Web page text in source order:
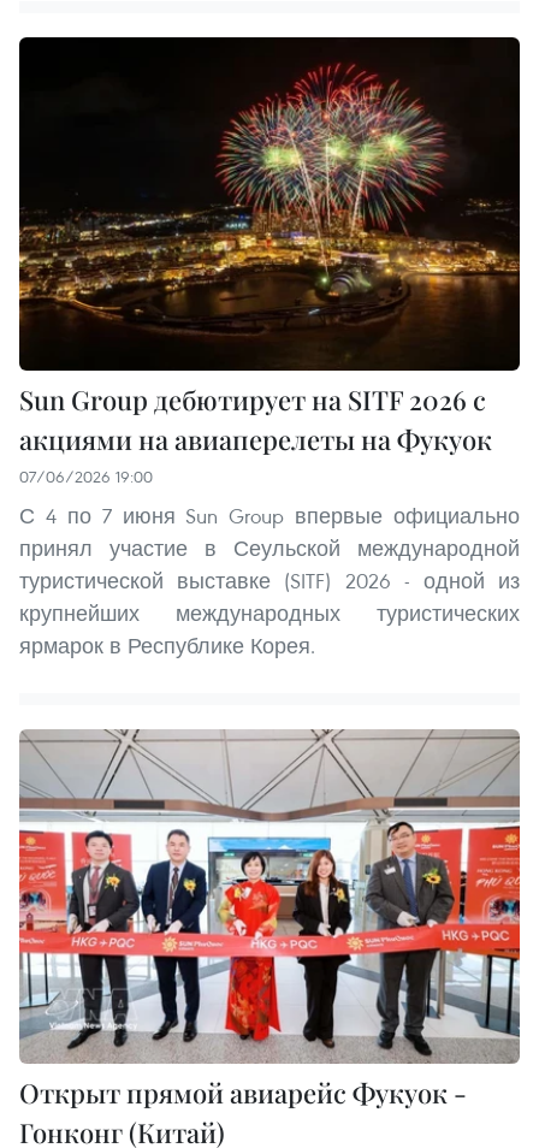
Sun Group дебютирует на SITF 2026 с
акциями на авиаперелеты на Фукуок
07/06/2026 19:00
С 4 по 7 июня Sun Group впервые официально
принял участие в Сеульской международной
туристической выставке (SITF) 2026 - одной из
крупнейших международных туристических
ярмарок в Республике Корея.
Открыт прямой авиарейс Фукуок -
Гонконг (Китай)